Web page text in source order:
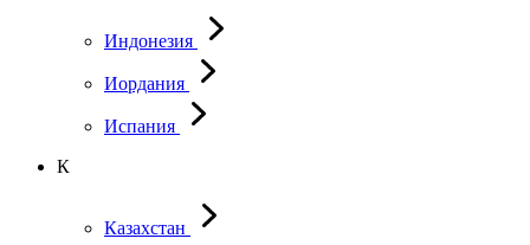
Индонезия
Иордания
Испания
К
Казахстан